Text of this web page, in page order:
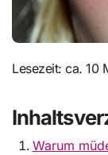
Lesezeit: ca. 10
Warum